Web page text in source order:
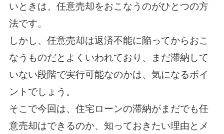
いときは、任意売却をおこなうのがひとつの方
法です。
しかし、任意売却は返済不能に陥ってからおこ
なうものだとよくいわれており、まだ滞納して
いない段階で実行可能なのかは、気になるポイ
ントでしょう。
そこで今回は、住宅ローンの滞納がまだでも任
意売却はできるのか、知っておきたい理由とメ